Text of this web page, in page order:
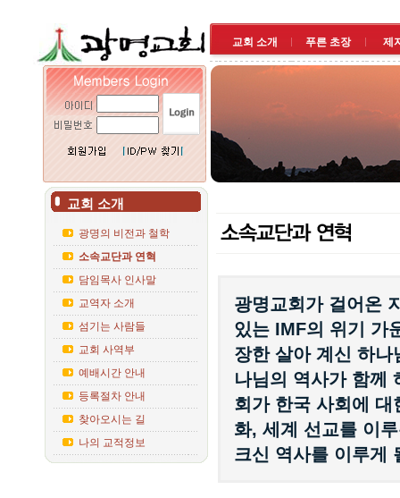
교회 소개 푸른 초장 제
교회 소개
광명의 비전과 철학
소속교단과 연혁
담임목사 인사말
교역자 소개
섬기는 사람들
교회 사역부
예배시간 안내
등록절차 안내
찾아오시는 길
나의 교적정보
광명교회가 걸어온
있는 IMF의 위기 가
장한 살아 계신 하
나님의 역사가 함께
회가 한국 사회에
화, 세계 선교를 이
크신 역사를 이루게